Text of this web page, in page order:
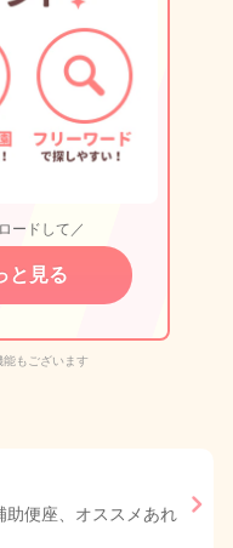
ードして／
と見る
もございます
助便座、オススメあれ